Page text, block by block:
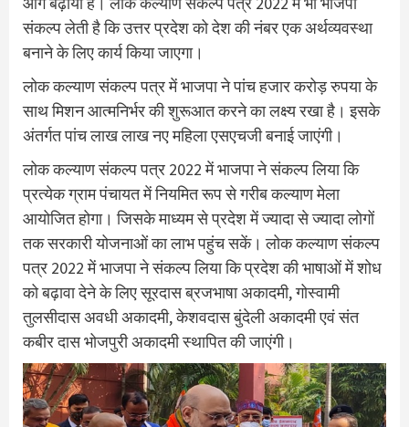
संकल्प लेती है कि उत्तर प्रदेश को देश की नंबर एक अर्थव्यवस्था
बनाने के लिए कार्य किया जाएगा।
लोक कल्याण संकल्प पत्र में भाजपा ने पांच हजार करोड़ रुपया के
साथ मिशन आत्मनिर्भर की शुरूआत करने का लक्ष्य रखा है। इसके
अंतर्गत पांच लाख लाख नए महिला एसएचजी बनाई जाएंगी।
लोक कल्याण संकल्प पत्र 2022 में भाजपा ने संकल्प लिया कि
प्रत्येक ग्राम पंचायत में नियमित रूप से गरीब कल्याण मेला
आयोजित होगा। जिसके माध्यम से प्रदेश में ज्यादा से ज्यादा लोगों
तक सरकारी योजनाओं का लाभ पहुंच सकें। लोक कल्याण संकल्प
पत्र 2022 में भाजपा ने संकल्प लिया कि प्रदेश की भाषाओं में शोध
को बढ़ावा देने के लिए सूरदास ब्रजभाषा अकादमी, गोस्वामी
तुलसीदास अवधी अकादमी, केशवदास बुंदेली अकादमी एवं संत
कबीर दास भोजपुरी अकादमी स्थापित की जाएंगी।